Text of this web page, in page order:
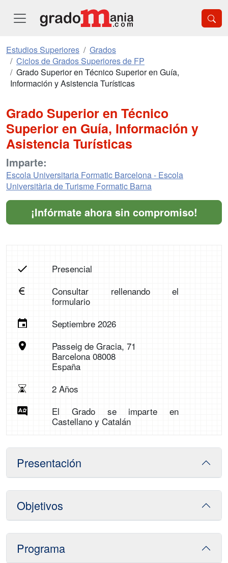
Estudios Superiores
Grados
Ciclos de Grados Superiores de FP
Grado Superior en Técnico Superior en Guía,
Información y Asistencia Turísticas
Grado Superior en Técnico
Superior en Guía, Información y
Asistencia Turísticas
Imparte:
Escola Universitaria Formatic Barcelona - Escola
Universitària de Turisme Formatic Barna
¡Infórmate ahora sin compromiso!
Presencial
Consultar rellenando el
formulario
Septiembre 2026
Passeig de Gracia, 71
Barcelona 08008
España
2 Años
El Grado se imparte en
Castellano y Catalán
Presentación
Objetivos
Programa